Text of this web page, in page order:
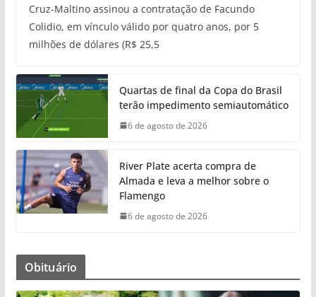
Cruz-Maltino assinou a contratação de Facundo
Colidio, em vínculo válido por quatro anos, por 5
milhões de dólares (R$ 25,5
Quartas de final da Copa do Brasil
terão impedimento semiautomático
6 de agosto de 2026
River Plate acerta compra de
Almada e leva a melhor sobre o
Flamengo
6 de agosto de 2026
Obituário